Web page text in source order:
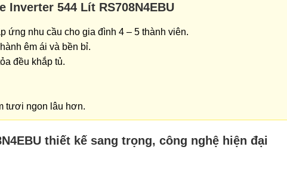
544 Lít RS708N4EBU
ứng nhu cầu cho gia đình 4 – 5 thành viên.
êm ái và bền bỉ.
đều khắp tủ.
tươi ngon lâu hơn.
thiết kế sang trọng, công nghệ hiện đại